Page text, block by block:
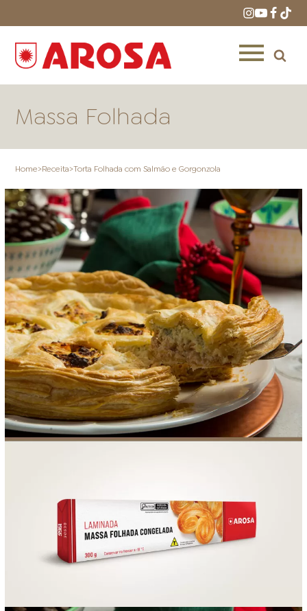
ONDE COMPRAR LOJAS AROSA
DISTRIBUIDORES E
REPRESENTANTES
FOOD SERVICE EMPRESA AGENDA DE CURSOS
INVERNO
Massa Folhada
Home>Receita>Torta Folhada com Salmão e Gorgonzola